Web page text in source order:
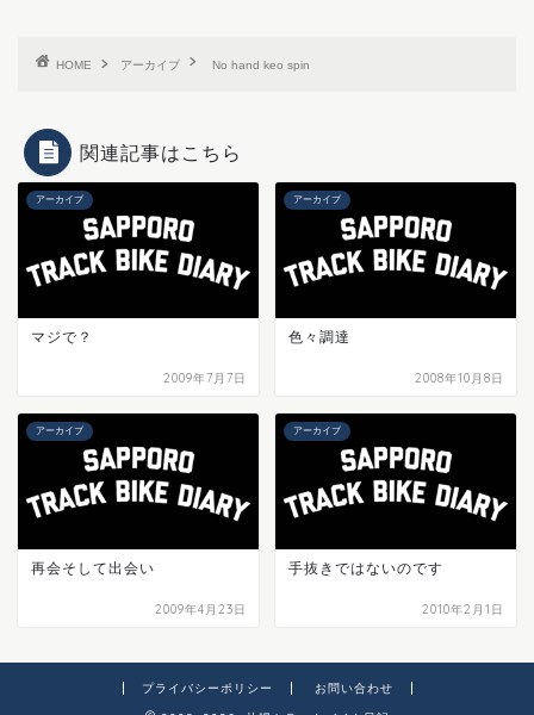
HOME アーカイブ No hand keo spin
関連記事はこちら
アーカイブ
マジで？
2009年7月7日
アーカイブ
色々調達
2008年10月8日
アーカイブ
再会そして出会い
2009年4月23日
アーカイブ
手抜きではないのです
2010年2月1日
プライバシーポリシー お問い合わせ